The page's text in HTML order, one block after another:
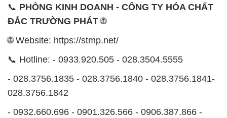
📞 PHÒNG KINH DOANH - CÔNG TY HÓA CHẤT
ĐẮC TRƯỜNG PHÁT🌐
🌐 Website: https://stmp.net/
📞 Hotline: - 0933.920.505 - 028.3504.5555
- 028.3756.1835 - 028.3756.1840 - 028.3756.1841-
028.3756.1842
- 0932.660.696 - 0901.326.566 - 0906.387.866 -